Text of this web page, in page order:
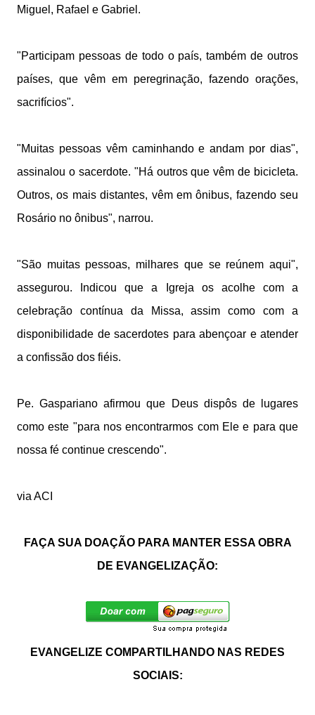
Miguel, Rafael e Gabriel.
"Participam pessoas de todo o país, também de outros
países, que vêm em peregrinação, fazendo orações,
sacrifícios".
"Muitas pessoas vêm caminhando e andam por dias",
assinalou o sacerdote. "Há outros que vêm de bicicleta.
Outros, os mais distantes, vêm em ônibus, fazendo seu
Rosário no ônibus", narrou.
"São muitas pessoas, milhares que se reúnem aqui",
assegurou. Indicou que a Igreja os acolhe com a
celebração contínua da Missa, assim como com a
disponibilidade de sacerdotes para abençoar e atender
a confissão dos fiéis.
Pe. Gaspariano afirmou que Deus dispôs de lugares
como este "para nos encontrarmos com Ele e para que
nossa fé continue crescendo".
via ACI
FAÇA SUA DOAÇÃO PARA MANTER ESSA OBRA
DE EVANGELIZAÇÃO:
EVANGELIZE COMPARTILHANDO NAS REDES
SOCIAIS: